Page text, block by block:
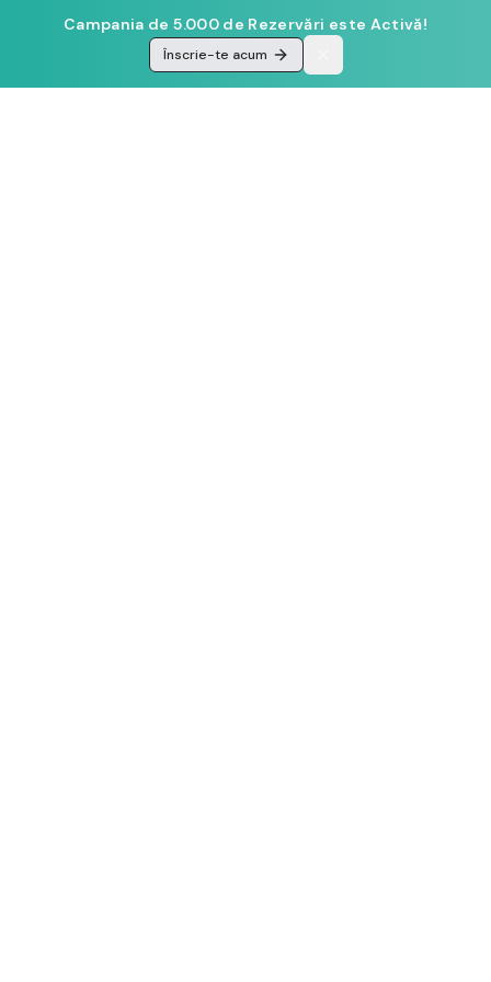
Campania de 5.000 de Rezervări este Activă!
Înscrie-te acum